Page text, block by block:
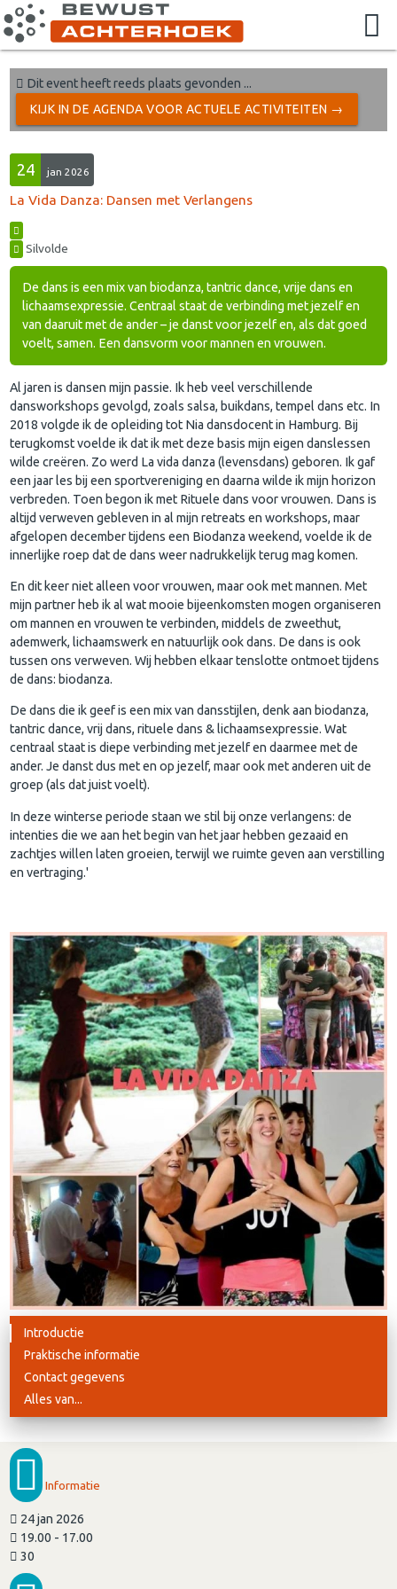
Dit event heeft reeds plaats gevonden ...
KIJK IN DE AGENDA VOOR ACTUELE ACTIVITEITEN →
24 jan 2026
La Vida Danza: Dansen met Verlangens
Silvolde
De dans is een mix van biodanza, tantric dance, vrije dans en
lichaamsexpressie. Centraal staat de verbinding met jezelf en
van daaruit met de ander – je danst voor jezelf en, als dat goed
voelt, samen. Een dansvorm voor mannen en vrouwen.
Al jaren is dansen mijn passie. Ik heb veel verschillende
dansworkshops gevolgd, zoals salsa, buikdans, tempel dans etc. In
2018 volgde ik de opleiding tot Nia dansdocent in Hamburg. Bij
terugkomst voelde ik dat ik met deze basis mijn eigen danslessen
wilde creëren. Zo werd La vida danza (levensdans) geboren. Ik gaf
een jaar les bij een sportvereniging en daarna wilde ik mijn horizon
verbreden. Toen begon ik met Rituele dans voor vrouwen. Dans is
altijd verweven gebleven in al mijn retreats en workshops, maar
afgelopen december tijdens een Biodanza weekend, voelde ik de
innerlijke roep dat de dans weer nadrukkelijk terug mag komen.
En dit keer niet alleen voor vrouwen, maar ook met mannen. Met
mijn partner heb ik al wat mooie bijeenkomsten mogen organiseren
om mannen en vrouwen te verbinden, middels de zweethut,
ademwerk, lichaamswerk en natuurlijk ook dans. De dans is ook
tussen ons verweven. Wij hebben elkaar tenslotte ontmoet tijdens
de dans: biodanza.
De dans die ik geef is een mix van dansstijlen, denk aan biodanza,
tantric dance, vrij dans, rituele dans & lichaamsexpressie. Wat
centraal staat is diepe verbinding met jezelf en daarmee met de
ander. Je danst dus met en op jezelf, maar ook met anderen uit de
groep (als dat juist voelt).
In deze winterse periode staan we stil bij onze verlangens: de
intenties die we aan het begin van het jaar hebben gezaaid en
zachtjes willen laten groeien, terwijl we ruimte geven aan verstilling
en vertraging.'
Introductie
Praktische informatie
Contact gegevens
Alles van...
Informatie
24 jan 2026
19.00 - 17.00
30